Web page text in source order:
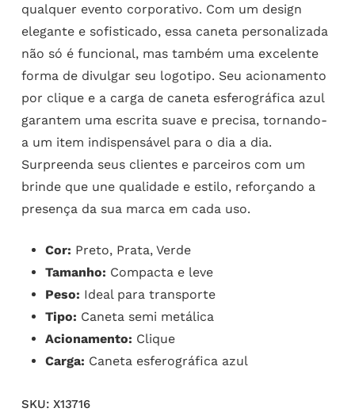
qualquer evento corporativo. Com um design
elegante e sofisticado, essa caneta personalizada
não só é funcional, mas também uma excelente
forma de divulgar seu logotipo. Seu acionamento
por clique e a carga de caneta esferográfica azul
garantem uma escrita suave e precisa, tornando-
a um item indispensável para o dia a dia.
Surpreenda seus clientes e parceiros com um
brinde que une qualidade e estilo, reforçando a
presença da sua marca em cada uso.
Cor: Preto, Prata, Verde
Tamanho: Compacta e leve
Peso: Ideal para transporte
Tipo: Caneta semi metálica
Acionamento: Clique
Carga: Caneta esferográfica azul
SKU: X13716